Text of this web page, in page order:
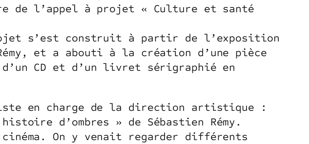
de l’appel à projet « Culture et santé
s’est construit à partir de l’exposition
et a abouti à la création d’une pièce
CD et d’un livret sérigraphié en
en charge de la direction artistique :
d’ombres » de Sébastien Rémy.
On y venait regarder différents